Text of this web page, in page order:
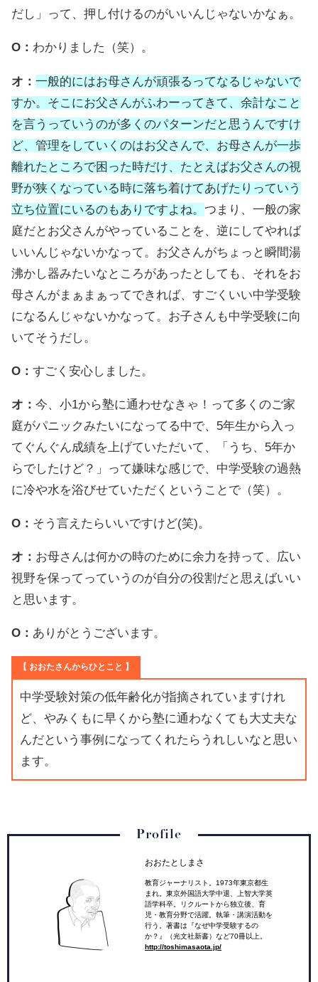
だし」って、押し付けるのがいいんじゃないかなぁ。
O： わかりました（笑）。
オ： 一般的にはお母さんが頑張るってなるじゃないで
すか。そこにお父さんがふわーってきて、余計なこと
を言うっていうのが多くのパターンだと思うんですけ
ど、管理をしていくのはお父さんで、お母さんが一歩
離れたところで困った時だけ、たとえばお父さんの視
野が狭くなっている時に落ち着けてあげたりっていう
立ち位置にいるのもありですよね。 つまり、一般の家
庭だとお父さんがやっていることを、逆にしてやれば
いいんじゃないかなって。お父さんがちょっと瞬間湯
沸かし器みたいなところがあったとしても、それをお
母さんがまぁまぁってできれば、すごくいい中学受験
になるんじゃないかなって。お子さんも中学受験に向
いてそうだし。
O： すごく安心しました。
オ： 今、小1から塾に通わせなきゃ！って多くのご家
庭がパニックみたいになってる中で、5年生から入っ
てぐんぐん成績を上げていただいて、「うち、5年か
らでしたけど？」って嫌味な感じで、中学受験の過熱
に冷や水を浴びせていただくということで（笑）。
O： そう言えたらいいですけど(笑)。
オ： お母さんは何かの時のために余力を持って、広い
視野を保ってっていうのが自分の役割だと思えばいい
と思います。
O： ありがとうございます。
【 おおたさんからひとこと 】
中学受験対策の低年齢化が指摘されていますけれ
ど、やみくもに早くから塾に通わなくても大丈夫な
んだという事例になってくれたらうれしいなと思い
ます。
Profile
おおたとしまさ
教育ジャーナリスト。1973年東京都生
まれ。東京外国語大学中退、上智大学英
語学科卒。リクルートから独立後、育
児・教育分野で活躍。執筆・講演活動を
行う。著書は『なぜ中学受験するの
か？』（光文社新書）など70冊以上。
http://toshimasaota.jp/